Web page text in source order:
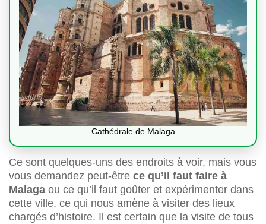
Cathédrale de Malaga
Ce sont quelques-uns des endroits à voir, mais vous
vous demandez peut-être ce qu’il faut faire à
Malaga ou ce qu’il faut goûter et expérimenter dans
cette ville, ce qui nous amène à visiter des lieux
chargés d’histoire. Il est certain que la visite de tous